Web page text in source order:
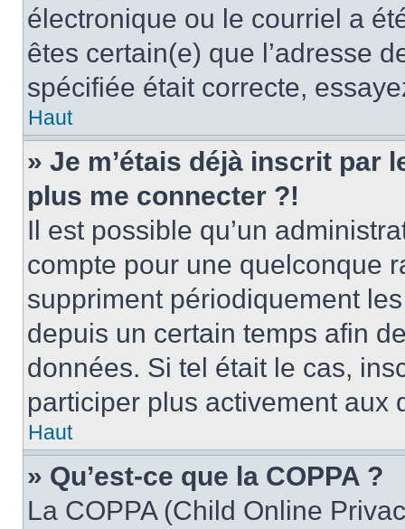
électronique ou le courriel a
êtes certain(e) que l’adresse
spécifiée était correcte,
Haut
» Je m’étais déjà inscrit par
plus me connecter ?!
Il est possible qu’un
compte pour une quelconque
suppriment périodiquement
depuis un certain temps afin
données. Si tel était le cas,
participer plus activement aux
Haut
» Qu’est-ce que la COPPA ?
La COPPA (Child Online